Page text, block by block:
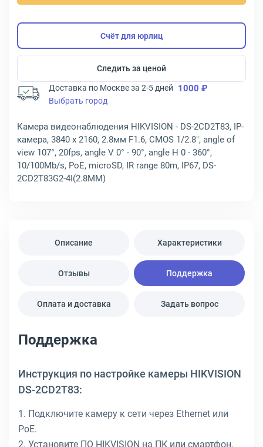
Счёт для юрлиц
Следить за ценой
Доставка по Москве за 2-5 дней 1000 ₽
Выбрать город
Камера видеонаблюдения HIKVISION - DS-2CD2T83, IP-
камера, 3840 x 2160, 2.8мм F1.6, CMOS 1/2.8", angle of
view 107°, 20fps, angle V 0° - 90°, angle H 0 - 360°,
10/100Mb/s, PoE, microSD, IR range 80m, IP67, DS-
2CD2T83G2-4I(2.8MM)
Описание Характеристики
Отзывы Поддержка
Оплата и доставка Задать вопрос
Поддержка
Инструкция по настройке камеры HIKVISION
DS-2CD2T83:
1. Подключите камеру к сети через Ethernet или
PoE.
2. Установите ПО HIKVISION на ПК или смартфон.